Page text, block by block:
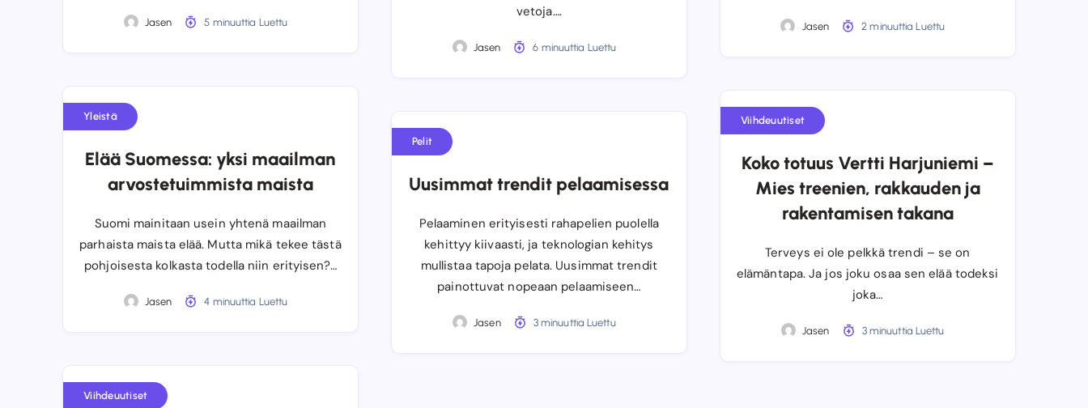
Jasen 5 minuuttia Luettu
vetoja….
Jasen 6 minuuttia Luettu
Jasen 2 minuuttia Luettu
Yleistä
Elää Suomessa: yksi maailman
arvostetuimmista maista
Suomi mainitaan usein yhtenä maailman
parhaista maista elää. Mutta mikä tekee tästä
pohjoisesta kolkasta todella niin erityisen?…
Jasen 4 minuuttia Luettu
Pelit
Uusimmat trendit pelaamisessa
Pelaaminen erityisesti rahapelien puolella
kehittyy kiivaasti, ja teknologian kehitys
mullistaa tapoja pelata. Uusimmat trendit
painottuvat nopeaan pelaamiseen…
Jasen 3 minuuttia Luettu
Viihdeuutiset
Koko totuus Vertti Harjuniemi –
Mies treenien, rakkauden ja
rakentamisen takana
Terveys ei ole pelkkä trendi – se on
elämäntapa. Ja jos joku osaa sen elää todeksi
joka…
Jasen 3 minuuttia Luettu
Viihdeuutiset